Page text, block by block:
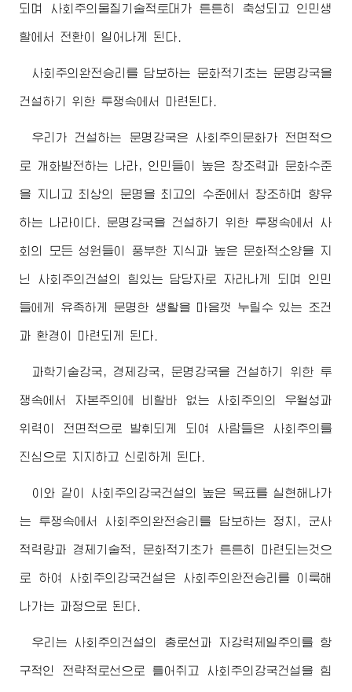
되며 사회주의물질기술적토대가 튼튼히 축성되고 인민생
할에서 전환이 일어나게 된다.
사회주의완전승리를 담보하는 문화적기초는 문명강국을
건설하기 위한 투쟁속에서 마련된다.
우리가 건설하는 문명강국은 사회주의문화가 전면적으
로 개화발전하는 나라, 인민들이 높은 창조력과 문화수준
을 지니고 최상의 문명을 최고의 수준에서 창조하며 향유
하는 나라이다. 문명강국을 건설하기 위한 투쟁속에서 사
회의 모든 성원들이 풍부한 지식과 높은 문화적소양을 지
닌 사회주의건설의 힘있는 담당자로 자라나게 되며 인민
들에게 유족하게 문명한 생활을 마음껏 누릴수 있는 조건
과 환경이 마련되게 된다.
과학기술강국, 경제강국, 문명강국을 건설하기 위한 투
쟁속에서 자본주의에 비할바 없는 사회주의의 우월성과
위력이 전면적으로 발휘되게 되여 사람들은 사회주의를
진심으로 지지하고 신뢰하게 된다.
이와 같이 사회주의강국건설의 높은 목표를 실현해나가
는 투쟁속에서 사회주의완전승리를 담보하는 정치, 군사
적력량과 경제기술적, 문화적기초가 튼튼히 마련되는것으
로 하여 사회주의강국건설은 사회주의완전승리를 이룩해
나가는 과정으로 된다.
우리는 사회주의건설의 총로선과 자강력제일주의를 항
구적인 전략적로선으로 틀어쥐고 사회주의강국건설을 힘